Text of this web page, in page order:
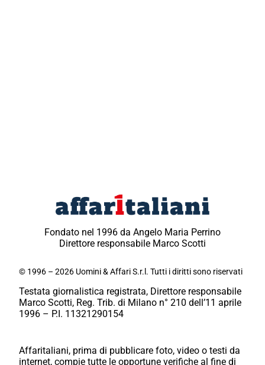
Fondato nel 1996 da Angelo Maria Perrino
Direttore responsabile Marco Scotti
© 1996 – 2026 Uomini & Affari S.r.l. Tutti i diritti sono riservati
Testata giornalistica registrata, Direttore responsabile
Marco Scotti, Reg. Trib. di Milano n° 210 dell’11 aprile
1996 – P.I. 11321290154
Affaritaliani, prima di pubblicare foto, video o testi da
internet, compie tutte le opportune verifiche al fine di